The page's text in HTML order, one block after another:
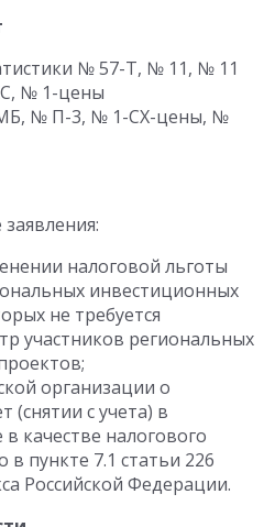
№ 57-Т, № 11, № 11
№ 1-цены
№ П-3, № 1-СХ-цены, №
налоговой льготы
инвестиционных
не требуется
участников региональных
организации о
(снятии с учета) в
качестве налогового
в пункте 7.1 статьи 226
Российской Федерации.